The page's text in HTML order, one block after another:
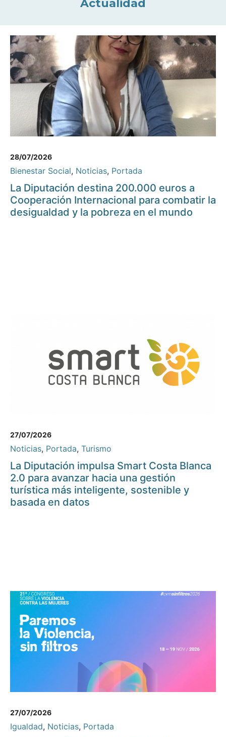
Actualidad
28/07/2026
Bienestar Social, Noticias, Portada
La Diputación destina 200.000 euros a
Cooperación Internacional para combatir la
desigualdad y la pobreza en el mundo
27/07/2026
Noticias, Portada, Turismo
La Diputación impulsa Smart Costa Blanca
2.0 para avanzar hacia una gestión
turística más inteligente, sostenible y
basada en datos
27/07/2026
Igualdad, Noticias, Portada